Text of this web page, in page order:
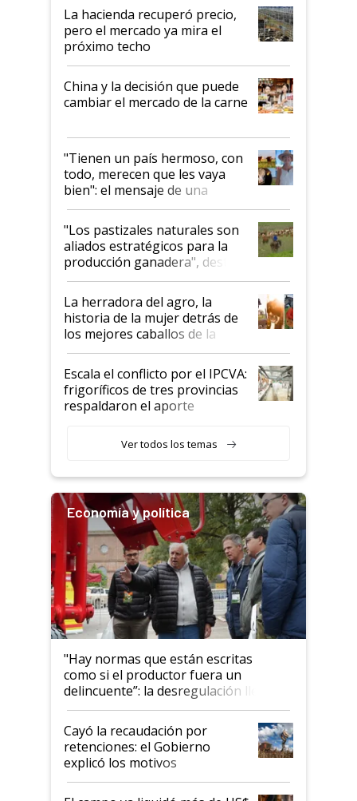
La hacienda recuperó precio,
pero el mercado ya mira el
próximo techo
China y la decisión que puede
cambiar el mercado de la carne
"Tienen un país hermoso, con
todo, merecen que les vaya
bien": el mensaje de una
ganadera uruguaya sobre las
oportunidades que se abren
para el agro en Argentina, con
foco en la carne
"Los pastizales naturales son
aliados estratégicos para la
producción ganadera", destaca
la iniciativa que ya reúne a 46
establecimientos en Argentina
La herradora del agro, la
historia de la mujer detrás de
los mejores caballos de la
Argentina y los mitos que
todavía hacen sufrir a estos
animales: "Mientras me
descalificaban, yo seguí
haciendo currículum"
Escala el conflicto por el IPCVA:
frigoríficos de tres provincias
respaldaron el aporte
Ver todos los temas
Economía y política
"Hay normas que están escritas
como si el productor fuera un
delincuente”: la desregulación llegó
al Congreso Aapresid y hasta se
habló del financiamiento al IPCVA
Cayó la recaudación por
retenciones: el Gobierno
explicó los motivos